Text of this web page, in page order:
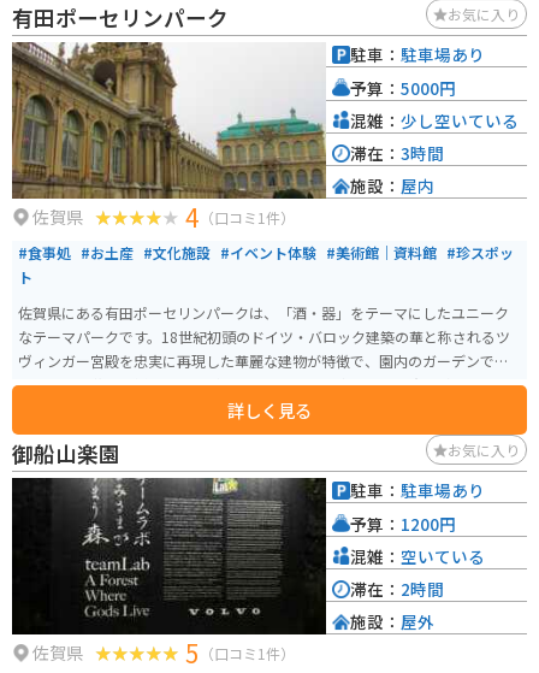
有田ポーセリンパーク お気に入り
佐賀県 4 （口コミ1件）
#食事処 #お土産 #文化施設 #イベント体験 #美術館｜資料館 #珍スポッ
ト
佐賀県にある有田ポーセリンパークは、「酒・器」をテーマにしたユニーク
なテーマパークです。18世紀初頭のドイツ・バロック建築の華と称されるツ
ヴィンガー宮殿を忠実に再現した華麗な建物が特徴で、園内のガーデンでは
四季折々の花々と鮮やかな緑が訪れる人々の心を癒します。 有田焼の歴史と
文化を体験できる施設で、江戸幕末から明治初期までの有田焼の作品を展示
しています。また、有田焼の体験工房では、自分で陶器を作る体験もでき、酒
造メーカーの運営による清酒や焼酎の試飲、販売も楽しめます。飲食施設も
充実しており、花を眺めながらゆったりとした時間を過ごすことができる素
敵なスポットです。
詳しく見る
駐車： 駐車場あり
予算： 5000円
混雑： 少し空いている
滞在： 3時間
施設： 屋内
御船山楽園 お気に入り
佐賀県 5 （口コミ1件）
駐車： 駐車場あり
予算： 1200円
混雑： 空いている
滞在： 2時間
施設： 屋外